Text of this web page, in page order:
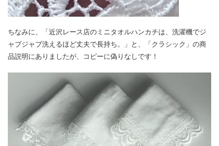
ちなみに、「近沢レース店のミニタオルハンカチは、洗濯機でジ
ャブジャブ洗えるほど丈夫で長持ち。」と、「クラシック」の商
品説明にありましたが、コピーに偽りなしです！